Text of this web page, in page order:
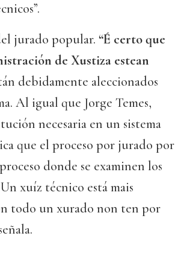
jurado popular. “É certo que
de Xustiza estean
debidamente aleccionados
Al igual que Jorge Temes,
necesaria en un sistema
que el proceso por jurado por
donde se examinen los
xuíz técnico está mais
todo un xurado non ten por